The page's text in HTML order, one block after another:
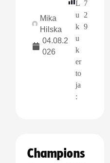
Mika
Hilska
04.08.2
026
L
u
k
u
k
er
to
ja
:
7
2
9
Champions